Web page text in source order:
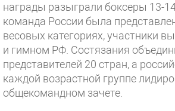
награды разыграли боксеры 13-
команда России была
весовых категориях, участники
и гимном РФ. Состязания
представителей 20 стран, а
каждой возрастной группе
общекомандном зачете.